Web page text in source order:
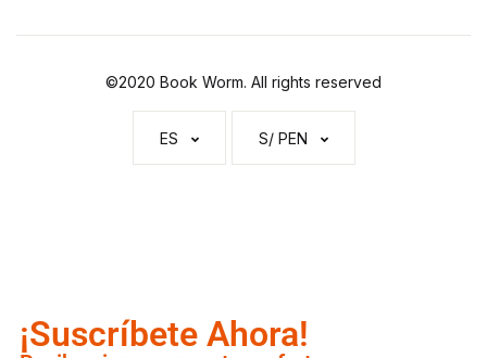
©2020 Book Worm. All rights reserved
ES S/ PEN
¡Suscríbete Ahora!